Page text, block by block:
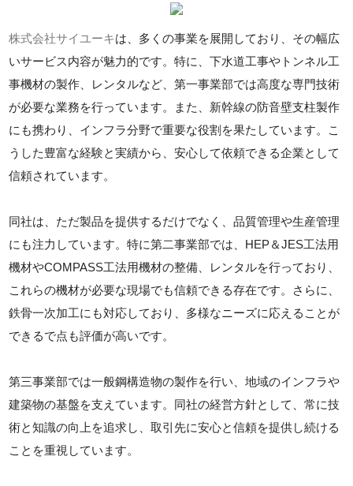
株式会社サイユーキは、多くの事業を展開しており、その幅広
いサービス内容が魅力的です。特に、下水道工事やトンネル工
事機材の製作、レンタルなど、第一事業部では高度な専門技術
が必要な業務を行っています。また、新幹線の防音壁支柱製作
にも携わり、インフラ分野で重要な役割を果たしています。こ
うした豊富な経験と実績から、安心して依頼できる企業として
信頼されています。
同社は、ただ製品を提供するだけでなく、品質管理や生産管理
にも注力しています。特に第二事業部では、HEP＆JES工法用
機材やCOMPASS工法用機材の整備、レンタルを行っており、
これらの機材が必要な現場でも信頼できる存在です。さらに、
鉄骨一次加工にも対応しており、多様なニーズに応えることが
できるで点も評価が高いです。
第三事業部では一般鋼構造物の製作を行い、地域のインフラや
建築物の基盤を支えています。同社の経営方針として、常に技
術と知識の向上を追求し、取引先に安心と信頼を提供し続ける
ことを重視しています。